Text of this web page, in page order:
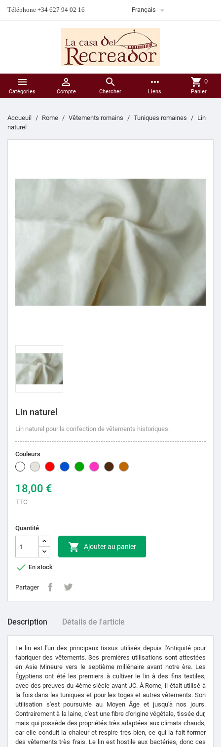
Téléphone +34 627 94 02 16 Français 

Catégories

Compte

Chercher
more_horiz
Liens
shopping_cart 0
Panier
Accueuil Rome Vêtements romains Tuniques romaines
Lin
naturel
Lin naturel
Lin naturel pour la confection de vêtements historiques.
Couleurs
BlancNaturelleRougeBleu Vert Rose MarronGrillé
18,00 €
TTC
Quantité
 Ajouter au panier
 En stock
Partager
Description Détails de l'article
Le lin est l'un des principaux tissus utilisés depuis l'Antiquité pour
fabriquer des vêtements. Ses premières utilisations sont attestées
en Asie Mineure vers le septième millénaire avant notre ère. Les
Égyptiens ont été les premiers à cultiver le lin à des fins textiles,
avec des preuves du 4ème siècle avant JC. À Rome, il était utilisé à
la fois dans les tuniques et pour les toges et autres vêtements. Son
utilisation s'est poursuivie au Moyen Âge et jusqu'à nos jours.
Contrairement à la laine, c'est une fibre d'origine végétale, tissée dur,
mais qui possède des propriétés très adaptées aux climats chauds,
car elle conduit la chaleur et respire très bien, ce qui la fait former
des vêtements très frais. Le lin est hostile aux bactéries, donc ces